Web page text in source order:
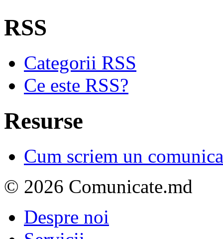
RSS
Categorii RSS
Ce este RSS?
Resurse
Cum scriem un
© 2026 Comunicate.md
Despre noi